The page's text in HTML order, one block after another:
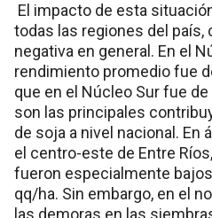
El impacto de esta
todas las regiones del país,
negativa en general. En el
rendimiento promedio fue
que en el Núcleo Sur fue
son las principales
de soja a nivel nacional. En
el centro-este de Entre
fueron especialmente
qq/ha. Sin embargo, en el
las demoras en las